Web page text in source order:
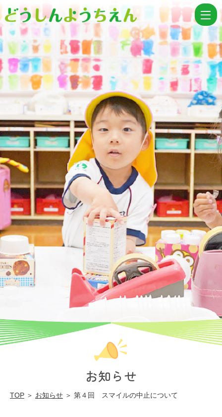
第
４
ス
マ
イ
ル
の
中
止
に
つ
い
て
|
学
校
法
人
同
心
学
お知らせ
TOP ＞ お知らせ ＞ 第４回 スマイルの中止について